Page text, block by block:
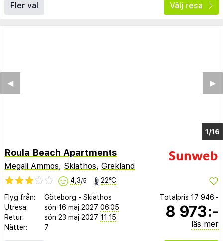
Fler val Välj resa
1/16
▶︎
◀︎
Roula Beach Apartments
Megali Ammos, Skiathos, Grekland
4,3/5 22°C
Flyg från: Göteborg - Skiathos
Utresa:
sön 16 maj 2027 06:05
Retur:
sön 23 maj 2027 11:15
Nätter:
7
Totalpris 17 946:-
8 973:-
läs mer